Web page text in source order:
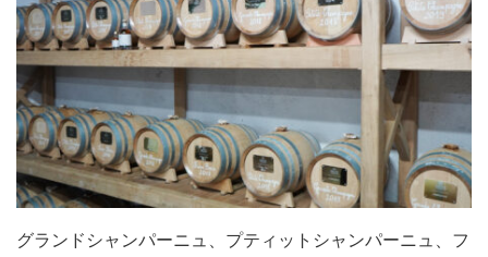
グランドシャンパーニュ、プティットシャンパーニュ、フ